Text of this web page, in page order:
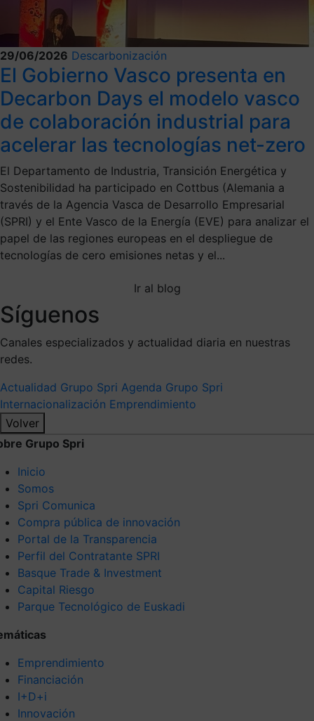
29/06/2026 Descarbonización
El Gobierno Vasco presenta en
Decarbon Days el modelo vasco
de colaboración industrial para
acelerar las tecnologías net-zero
El Departamento de Industria, Transición Energética y
Sostenibilidad ha participado en Cottbus (Alemania a
través de la Agencia Vasca de Desarrollo Empresarial
(SPRI) y el Ente Vasco de la Energía (EVE) para analizar el
papel de las regiones europeas en el despliegue de
tecnologías de cero emisiones netas y el...
Ir al blog
Síguenos
Canales especializados y actualidad diaria en nuestras
redes.
Actualidad Grupo Spri Agenda Grupo Spri
Internacionalización Emprendimiento
Volver
Grupo Spri
Inicio
Somos
Spri Comunica
Compra pública de innovación
Portal de la Transparencia
Perfil del Contratante SPRI
Basque Trade & Investment
Capital Riesgo
Parque Tecnológico de Euskadi
Emprendimiento
Financiación
I+D+i
Innovación